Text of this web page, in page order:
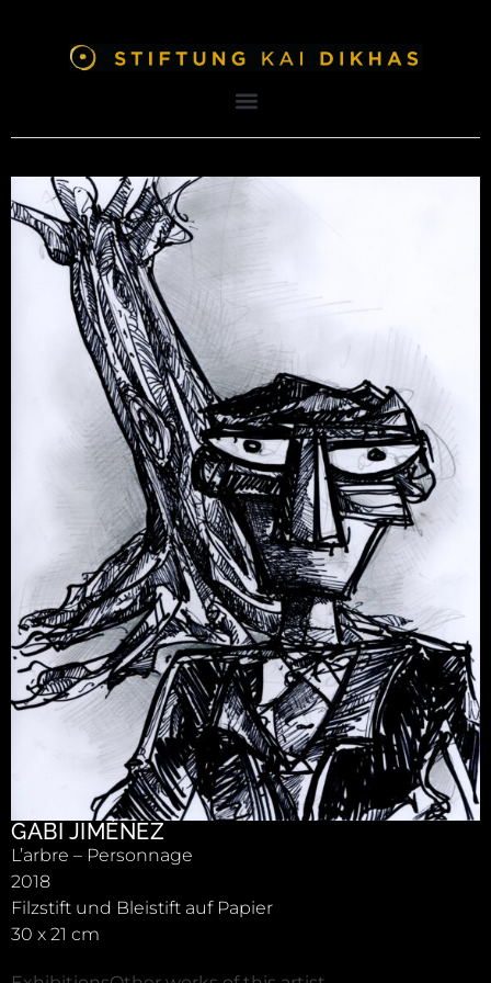
GABI JIMÉNEZ
L’arbre – Personnage
2018
Filzstift und Bleistift auf Papier
30 x 21 cm